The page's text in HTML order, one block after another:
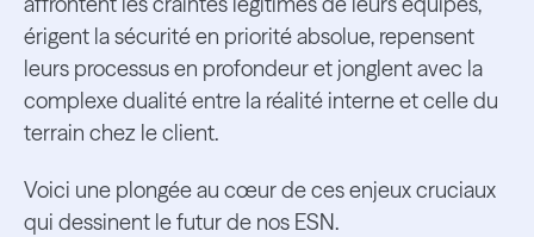
érigent la sécurité en priorité absolue, repensent
leurs processus en profondeur et jonglent avec la
complexe dualité entre la réalité interne et celle du
terrain chez le client.
Voici une plongée au cœur de ces enjeux cruciaux
qui dessinent le futur de nos ESN.